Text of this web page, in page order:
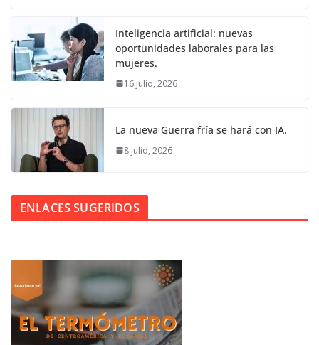
Inteligencia artificial: nuevas
oportunidades laborales para las
mujeres.
16 julio, 2026
La nueva Guerra fría se hará con IA.
8 julio, 2026
ENLACES SUGERIDOS